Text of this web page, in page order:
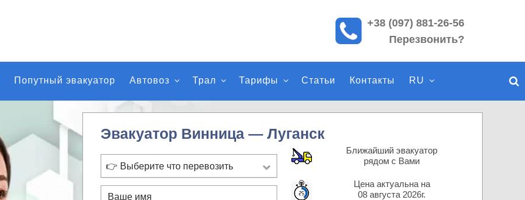
к
п
о
с
а
й
у
+38 (097) 881-26-56
Перезвонить?
Попутный эвакуатор Автовоз Трал Тарифы Статьи Контакты RU
Эвакуатор Винница — Луганск
👉 Выберите что перевозить
Ближайший эвакуатор
рядом с Вами
Цена актуальна на
08 августа 2026г.